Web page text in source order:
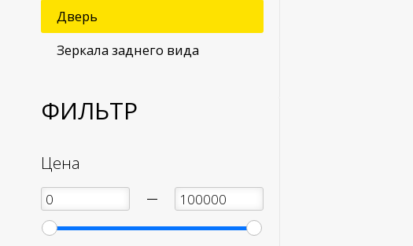
Дверь
Зеркала заднего вида
ФИЛЬТР
Цена
—